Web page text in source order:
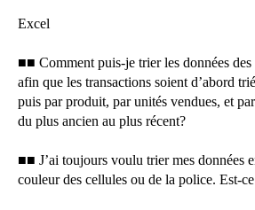
Excel
■■ Comment puis-je trier les données des
afin que les transactions soient d’abord
puis par produit, par unités vendues, et
du plus ancien au plus récent?
■■ J’ai toujours voulu trier mes données
couleur des cellules ou de la police. Est-